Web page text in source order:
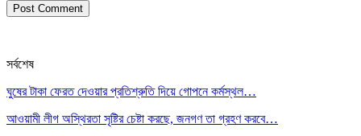
সর্বশেষ
ঘুষের টাকা ফেরত দেওয়ার প্রতিশ্রুতি দিয়ে গোপনে কর্মস্থল…
আওয়ামী লীগ অস্থিরতা সৃষ্টির চেষ্টা করছে, জনগণ তা গ্রহণ করবে…